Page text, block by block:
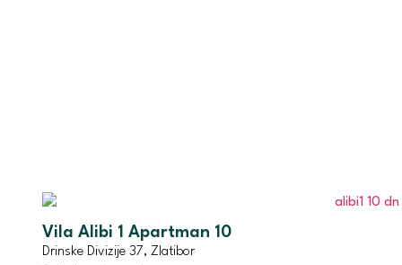
Vila Alibi 1 Apartman 10
Drinske Divizije 37, Zlatibor